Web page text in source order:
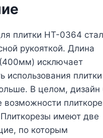
плитки HT-0364
рукояткой. Длина
исключает
использования плитки
В целом, дизайн
возможности
имеют две
по которым